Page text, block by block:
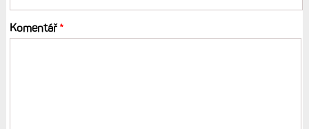
Komentář*